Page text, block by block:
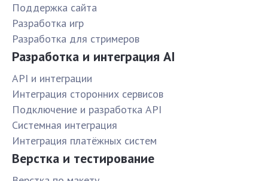
Поддержка сайта
Разработка игр
Разработка для стримеров
Разработка и интеграция AI
API и интеграции
Интеграция сторонних сервисов
Подключение и разработка API
Системная интеграция
Интеграция платёжных систем
Верстка и тестирование